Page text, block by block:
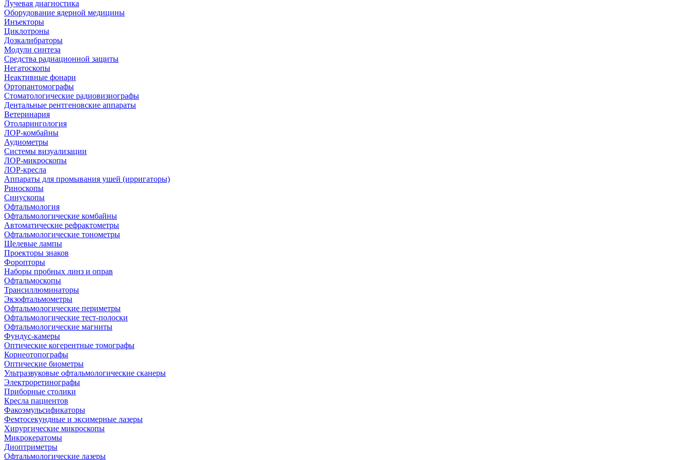
Лучевая диагностика
Оборудование ядерной медицины
Инъекторы
Циклотроны
Дозкалибраторы
Модули синтеза
Средства радиационной защиты
Негатоскопы
Неактивные фонари
Ортопантомографы
Стоматологические радиовизиографы
Дентальные рентгеновские аппараты
Ветеринария
Отоларингология
ЛОР-комбайны
Аудиометры
Системы визуализации
ЛОР-микроскопы
ЛОР-кресла
Аппараты для промывания ушей (ирригаторы)
Риноскопы
Синускопы
Офтальмология
Офтальмологические комбайны
Автоматические рефрактометры
Офтальмологические тонометры
Щелевые лампы
Проекторы знаков
Форопторы
Наборы пробных линз и оправ
Офтальмоскопы
Трансиллюминаторы
Экзофтальмометры
Офтальмологические периметры
Офтальмологические тест-полоски
Офтальмологические магниты
Фундус-камеры
Оптические когерентные томографы
Корнеотопографы
Оптические биометры
Ультразвуковые офтальмологические сканеры
Электроретинографы
Приборные столики
Кресла пациентов
Факоэмульсификаторы
Фемтосекундные и эксимерные лазеры
Хирургические микроскопы
Микрокератомы
Диоптриметры
Офтальмологические лазеры